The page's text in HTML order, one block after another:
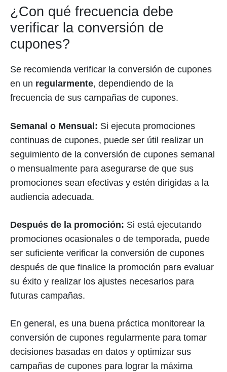
¿Con qué frecuencia debe
verificar la conversión de
cupones?
Se recomienda verificar la conversión de cupones
en un regularmente, dependiendo de la
frecuencia de sus campañas de cupones.
Semanal o Mensual: Si ejecuta promociones
continuas de cupones, puede ser útil realizar un
seguimiento de la conversión de cupones semanal
o mensualmente para asegurarse de que sus
promociones sean efectivas y estén dirigidas a la
audiencia adecuada.
Después de la promoción: Si está ejecutando
promociones ocasionales o de temporada, puede
ser suficiente verificar la conversión de cupones
después de que finalice la promoción para evaluar
su éxito y realizar los ajustes necesarios para
futuras campañas.
En general, es una buena práctica monitorear la
conversión de cupones regularmente para tomar
decisiones basadas en datos y optimizar sus
campañas de cupones para lograr la máxima